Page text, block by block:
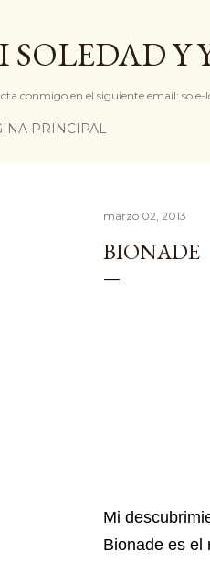
SOLEDAD Y
conmigo en el siguiente email:
PRINCIPAL
marzo 02, 2013
BIONADE
Mi
Bionade es el